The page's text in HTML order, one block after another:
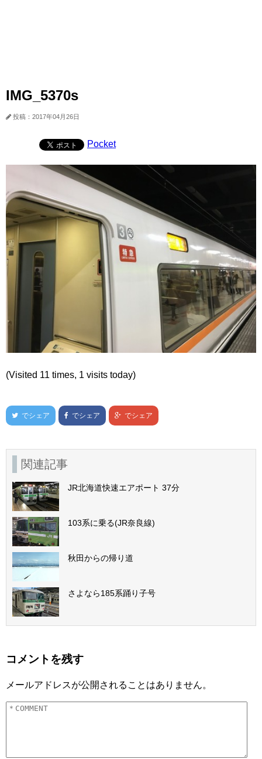
IMG_5370s
投稿：2017年04月26日
Pocket
(Visited 11 times, 1 visits today)
でシェア でシェア でシェア
関連記事
JR北海道快速エアポート 37分
103系に乗る(JR奈良線)
秋田からの帰り道
さよなら185系踊り子号
コメントを残す
メールアドレスが公開されることはありません。